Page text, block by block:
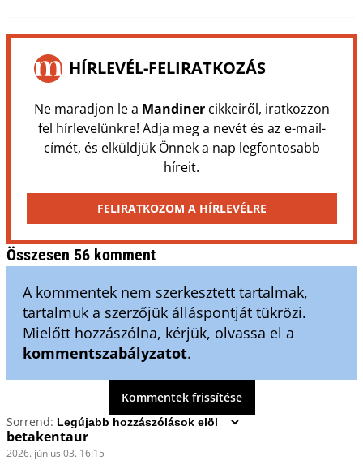
HÍRLEVÉL-FELIRATKOZÁS
Ne maradjon le a Mandinercikkeiről, iratkozzon
fel hírlevelünkre! Adja meg a nevét és az e-mail-
címét, és elküldjük Önnek a nap legfontosabb
híreit.
FELIRATKOZOM A HÍRLEVÉLRE
Összesen 56 komment
A kommentek nem szerkesztett tartalmak,
tartalmuk a szerzőjük álláspontját tükrözi.
Mielőtt hozzászólna, kérjük, olvassa el a
kommentszabályzatot.
Kommentek frissítése
Sorrend:
betakentaur
2026. június 03. 16:15